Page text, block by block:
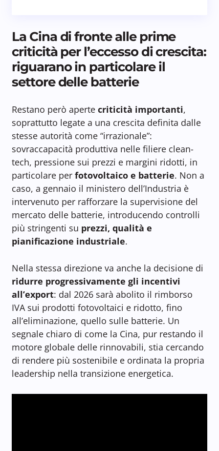
La Cina di fronte alle prime
criticità per l’eccesso di crescita:
riguarano in particolare il
settore delle batterie
Restano però aperte criticità importanti,
soprattutto legate a una crescita definita dalle
stesse autorità come “irrazionale”:
sovraccapacità produttiva nelle filiere clean-
tech, pressione sui prezzi e margini ridotti, in
particolare per fotovoltaico e batterie. Non a
caso, a gennaio il ministero dell’Industria è
intervenuto per rafforzare la supervisione del
mercato delle batterie, introducendo controlli
più stringenti su prezzi, qualità e
pianificazione industriale.
Nella stessa direzione va anche la decisione di
ridurre progressivamente gli incentivi
all’export: dal 2026 sarà abolito il rimborso
IVA sui prodotti fotovoltaici e ridotto, fino
all’eliminazione, quello sulle batterie. Un
segnale chiaro di come la Cina, pur restando il
motore globale delle rinnovabili, stia cercando
di rendere più sostenibile e ordinata la propria
leadership nella transizione energetica.